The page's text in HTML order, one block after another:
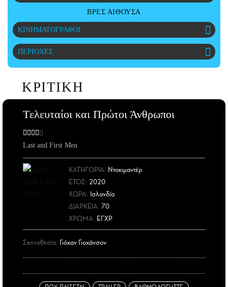
ΑΜΠΑ
PRINT
ΒΡΕΣ ΑΙΘΟΥΣΑ
ΚΙΝΗΜΑΤΟΓΡΑΦΟΙ
ΠΕΡΙΟΧΕΣ
ΚΡΙΤΙΚΗ
Tελευταίοι και Πρώτοι Άνθρωποι
Last and First Men
ΚΑΤΗΓΟΡΙΑ: Ντοκιμαντέρ
ΕΤΟΣ: 2020
ΧΩΡΑ: Ισλανδία
ΔΙΑΡΚΕΙΑ: 70
ΧΡΩΜΑ: ΕΓΧΡ.
Σκηνοθεσία: Γιόχαν Γιοχάνσον